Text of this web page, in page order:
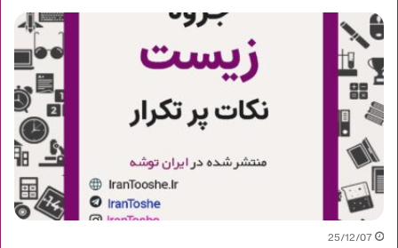
25/12/07